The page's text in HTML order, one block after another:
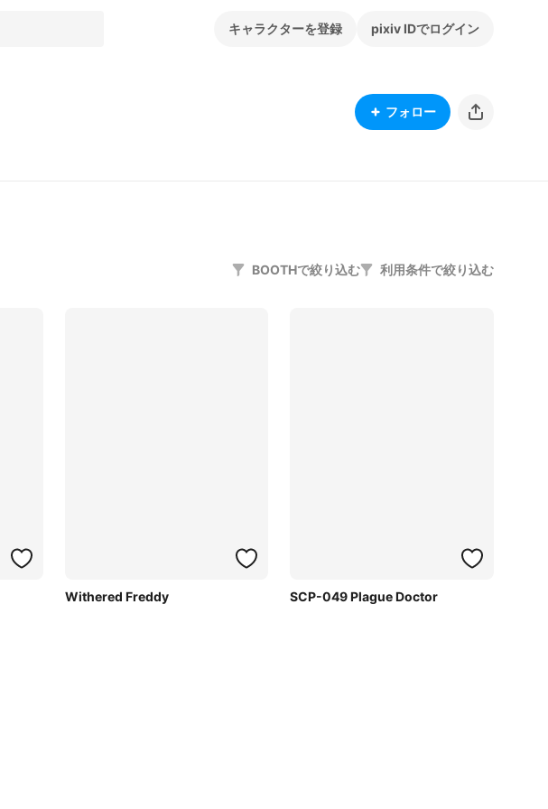
キャラクターを登録 pixiv IDでログイン
フォロー
BOOTHで絞り込む 利用条件で絞り込む
Withered Freddy SCP-049 Plague Doctor